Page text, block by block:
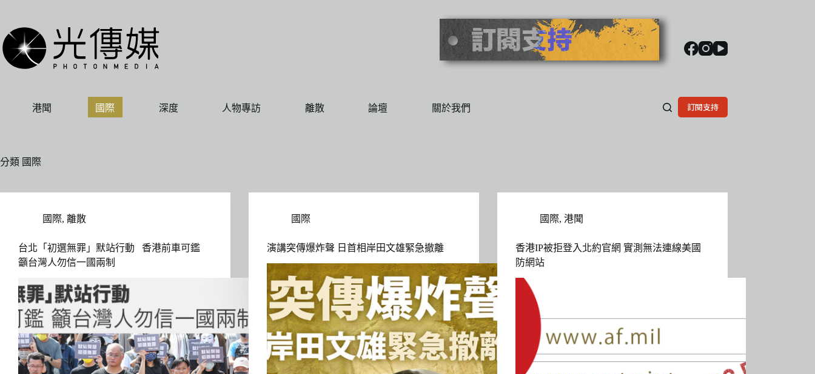
主
要
內
港聞 國際 深度 人物專訪 離散 論壇 關於我們 訂閱支持
分類 國際
國際, 離散
台北「初選無罪」默站行動 香港前車可鑑
籲台灣人勿信一國兩制
國際
演講突傳爆炸聲 日首相岸田文雄緊急撤離
國際, 港聞
香港IP被拒登入北約官網 實測無法連線美國
防網站